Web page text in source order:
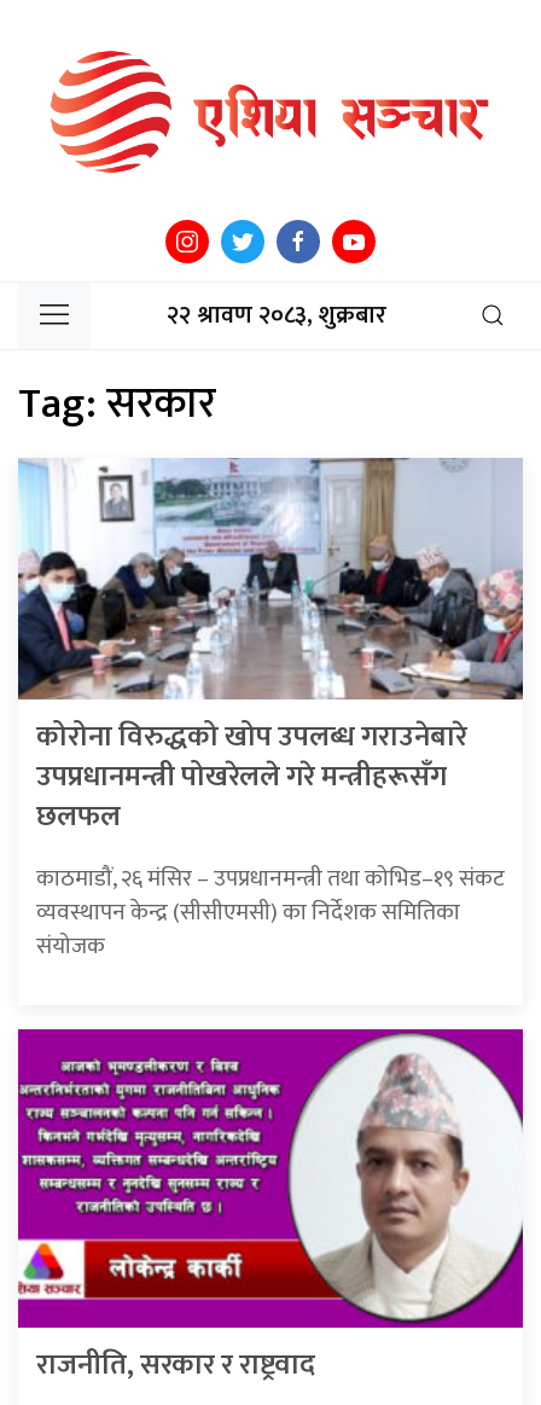
२२ श्रावण २०८३, शुक्रबार
Tag:सरकार
कोरोना विरुद्धको खोप उपलब्ध गराउनेबारे
उपप्रधानमन्त्री पोखरेलले गरे मन्त्रीहरूसँग
छलफल
काठमाडौं, २६ मंसिर – उपप्रधानमन्त्री तथा कोभिड–१९ संकट
व्यवस्थापन केन्द्र (सीसीएमसी) का निर्देशक समितिका
संयोजक
राजनीति, सरकार र राष्ट्रवाद